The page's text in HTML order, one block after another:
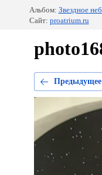
Альбом: Звездное
Сайт: proatrium.ru
Предыдущее